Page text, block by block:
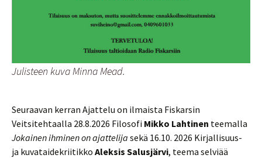
Julisteen kuva Minna Mead.
Seuraavan kerran Ajattelu on ilmaista Fiskarsin
Veitsitehtaalla 28.8.2026 Filosofi Mikko Lahtinen teemalla
Jokainen ihminen on ajattelija sekä 16.10. 2026 Kirjallisuus-
ja kuvataidekriitikko Aleksis Salusjärvi, teema selviää